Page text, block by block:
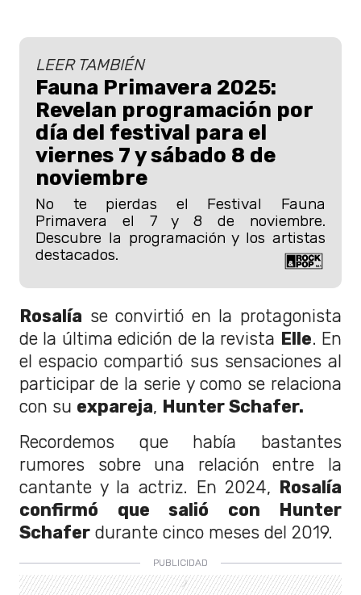
LEER TAMBIÉN
Fauna Primavera 2025:
Revelan programación por
día del festival para el
viernes 7 y sábado 8 de
noviembre
No te pierdas el Festival Fauna
Primavera el 7 y 8 de noviembre.
Descubre la programación y los artistas
destacados.
Rosalía se convirtió en la protagonista
de la última edición de la revista Elle. En
el espacio compartió sus sensaciones al
participar de la serie y como se relaciona
con su expareja, Hunter Schafer.
Recordemos que había bastantes
rumores sobre una relación entre la
cantante y la actriz. En 2024, Rosalía
confirmó que salió con Hunter
Schafer durante cinco meses del 2019.